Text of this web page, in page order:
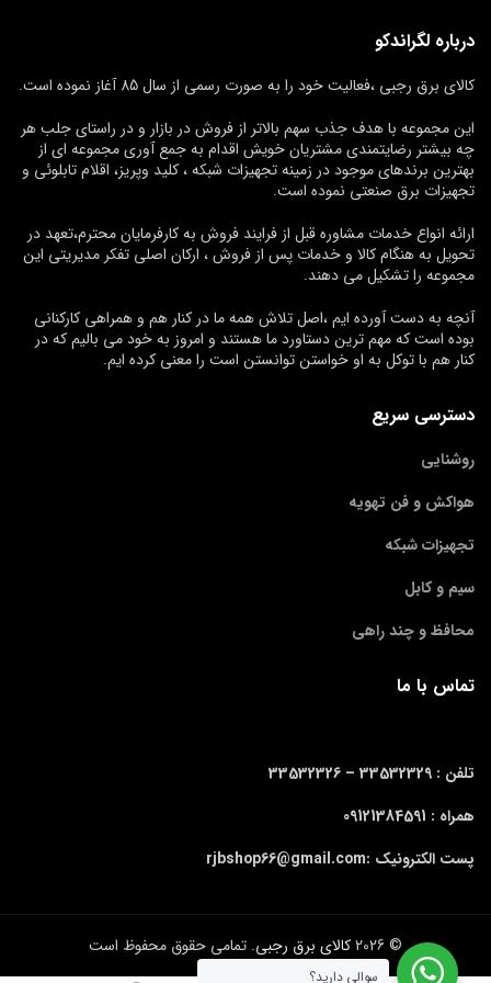
درباره لگراندکو
کالای برق رجبی ،فعالیت خود را به صورت رسمی از سال 85 آغاز نموده است.
این مجموعه با هدف جذب سهم بالاتر از فروش در بازار و در راستای جلب هر
چه بیشتر رضایتمندی مشتریان خویش اقدام به جمع آوری مجموعه ای از
بهترین برندهای موجود در زمینه تجهیزات شبکه ، کلید وپریز، اقلام تابلوئی و
تجهیزات برق صنعتی نموده است.
ارائه انواع خدمات مشاوره قبل از فرایند فروش به کارفرمایان محترم،تعهد در
تحویل به هنگام کالا و خدمات پس از فروش ، ارکان اصلی تفکر مدیریتی این
مجموعه را تشکیل می دهند.
آنچه به دست آورده ایم ،اصل تلاش همه ما در کنار هم و همراهی کارکنانی
بوده است که مهم ترین دستاورد ما هستند و امروز به خود می بالیم که در
کنار هم با توکل به او خواستن توانستن است را معنی کرده ایم.
دسترسی سریع
روشنایی
هواکش و فن تهویه
تجهیزات شبکه
سیم و کابل
محافظ و چند راهی
تماس با ما
تلفن : 33532329 –
همراه : 09121384591
پست الکترونیک :rjbshop66@gmail.com
© 2026 کالای برق رجبی. تمامی حقوق محفوظ است
سوالی دارید؟